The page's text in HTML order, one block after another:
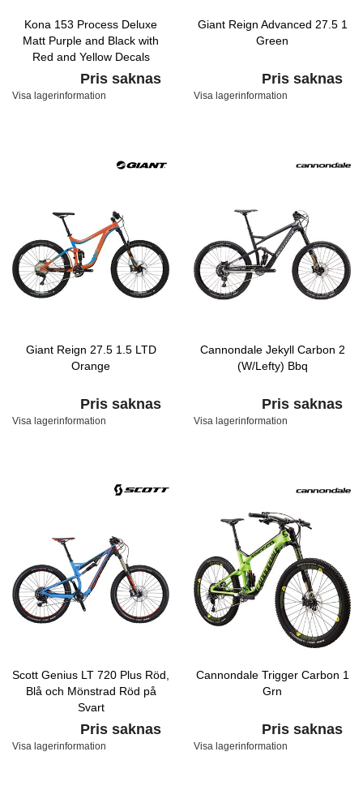
Kona 153 Process Deluxe
Matt Purple and Black with
Red and Yellow Decals
Pris saknas
Visa lagerinformation
Giant Reign Advanced 27.5 1
Green
Pris saknas
Visa lagerinformation
Giant Reign 27.5 1.5 LTD
Orange
Pris saknas
Visa lagerinformation
Cannondale Jekyll Carbon 2
(W/Lefty) Bbq
Pris saknas
Visa lagerinformation
Scott Genius LT 720 Plus Röd,
Blå och Mönstrad Röd på
Svart
Pris saknas
Visa lagerinformation
Cannondale Trigger Carbon 1
Grn
Pris saknas
Visa lagerinformation